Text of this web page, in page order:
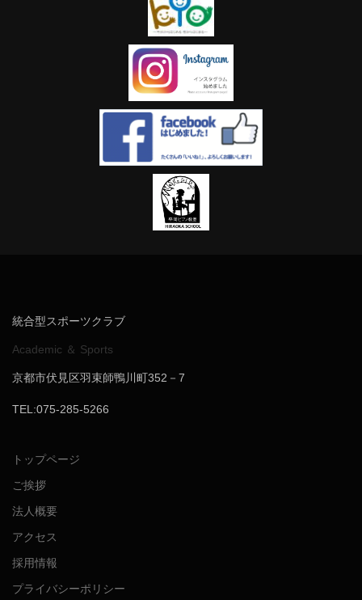
統合型スポーツクラブ
Academic ＆ Sports
京都市伏見区羽束師鴨川町352－7
TEL:075-285-5266
トップページ
ご挨拶
法人概要
アクセス
採用情報
プライバシーポリシー